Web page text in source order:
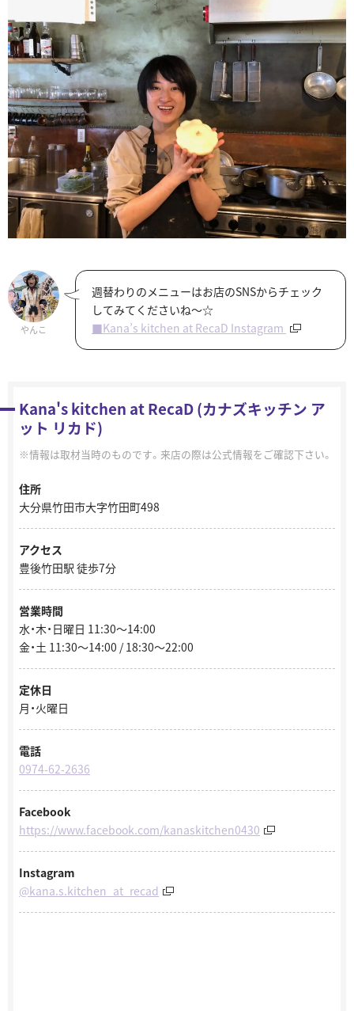
やんこ
週替わりのメニューはお店のSNSからチェック
してみてくださいね～☆
■Kana’s kitchen at RecaD Instagram
Kana's kitchen at RecaD (カナズキッチン ア
ット リカド)
情報は取材当時のものです。来店の際は公式情報をご確認下さい。
住所
大分県竹田市大字竹田町498
アクセス
豊後竹田駅 徒歩7分
営業時間
水・木・日曜日 11:30～14:00
金・土 11:30～14:00 / 18:30～22:00
定休日
月・火曜日
電話
0974-62-2636
Facebook
https://www.facebook.com/kanaskitchen0430
Instagram
@kana.s.kitchen_at_recad